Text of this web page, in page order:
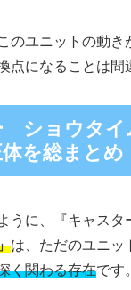
のユニットの動き
点になることは間
ショウタ
を総まとめ
うに、『キャスタ
は、ただのユニッ
く関わる存在です。